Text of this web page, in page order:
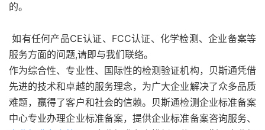
的。
如有任何产品CE认证、FCC认证、化学检测、企业备案等
服务方面的问题,请即与我们联络。
作为综合性、专业性、国际性的检测验证机构，贝斯通凭借
先进的技术和卓越的服务理念，为广大企业解决了众多品质
难题，赢得了客户和社会的信赖。贝斯通检测企业标准备案
中心专业办理企业标准备案，提供企业标准备案咨询服务、